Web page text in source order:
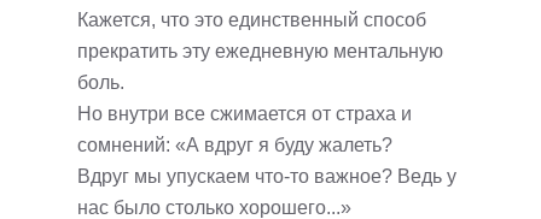
Кажется, что это единственный способ
прекратить эту ежедневную ментальную
боль.
Но внутри все сжимается от страха и
сомнений: «А вдруг я буду жалеть?
Вдруг мы упускаем что-то важное? Ведь у
нас было столько хорошего...»